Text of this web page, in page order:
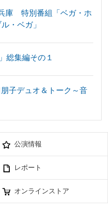
庫 特別番組「ベガ・ホ
・ベガ」
総集編その１
子デュオ＆トーク～音
公演情報
レポート
オンラインストア